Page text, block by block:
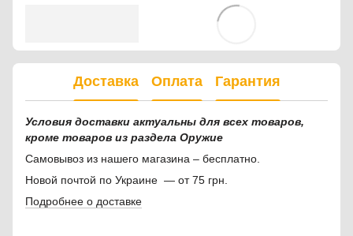
Доставка Оплата Гарантия
Условия доставки актуальны для всех товаров,
кроме товаров из раздела Оружие
Самовывоз из нашего магазина – бесплатно.
Новой почтой по Украине — от 75 грн.
Подробнее о доставке